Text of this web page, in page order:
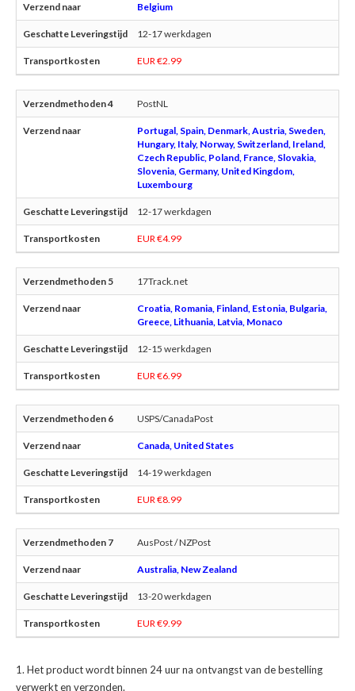
Belgium
12-17 werkdagen
EUR €2.99
PostNL
Portugal, Spain, Denmark, Austria, Sweden,
Hungary, Italy, Norway, Switzerland, Ireland,
Czech Republic, Poland, France, Slovakia,
Slovenia, Germany, United Kingdom,
Luxembourg
12-17 werkdagen
EUR €4.99
17Track.net
Croatia, Romania, Finland, Estonia, Bulgaria,
Greece, Lithuania, Latvia, Monaco
12-15 werkdagen
EUR €6.99
USPS/CanadaPost
Canada, United States
14-19 werkdagen
EUR €8.99
AusPost / NZPost
Australia, New Zealand
13-20 werkdagen
EUR €9.99
Het product wordt binnen 24 uur na ontvangst van de bestelling
verwerkt en verzonden.